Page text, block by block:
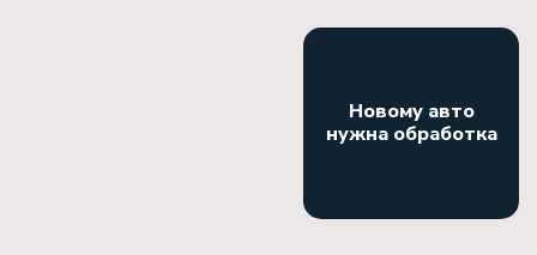
Новому авто
нужна обработка